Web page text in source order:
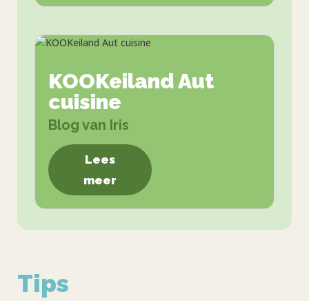
KOOKeiland Aut
cuisine
Blog van Iris
Lees
meer
Tips